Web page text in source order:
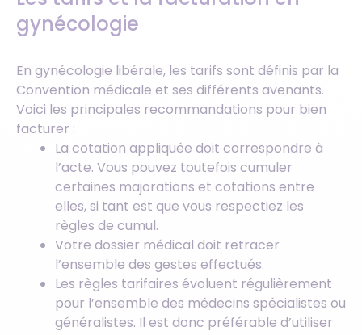
gynécologie
En gynécologie libérale, les tarifs sont définis par la
Convention médicale et ses différents avenants.
Voici les principales recommandations pour bien
facturer :
La cotation appliquée doit correspondre à
l’acte. Vous pouvez toutefois cumuler
certaines majorations et cotations entre
elles, si tant est que vous respectiez les
règles de cumul.
Votre dossier médical doit retracer
l’ensemble des gestes effectués.
Les règles tarifaires évoluent régulièrement
pour l’ensemble des médecins spécialistes ou
généralistes. Il est donc préférable d’utiliser